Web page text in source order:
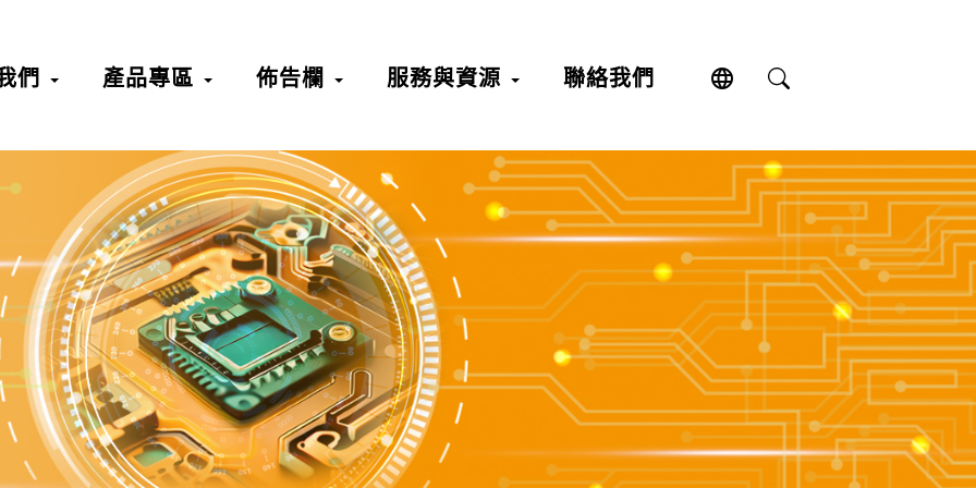
們 產品專區 佈告欄 服務與資源 聯絡我們 language